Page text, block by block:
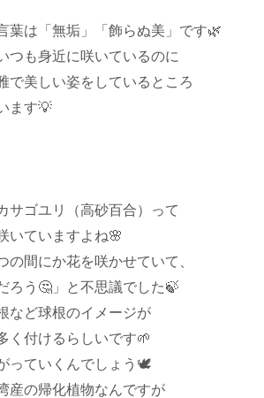
葉は「無垢」「飾らぬ美」です🌿
つも身近に咲いているのに
で美しい姿をしているところ
ます💡
サゴユリ（高砂百合）って
いていますよね🌸
の間にか花を咲かせていて、
ろう🤔」と不思議でした🍃
など球根のイメージが
く付けるらしいです🌱
っていくんでしょう🕊️
産の帰化植物なんですが